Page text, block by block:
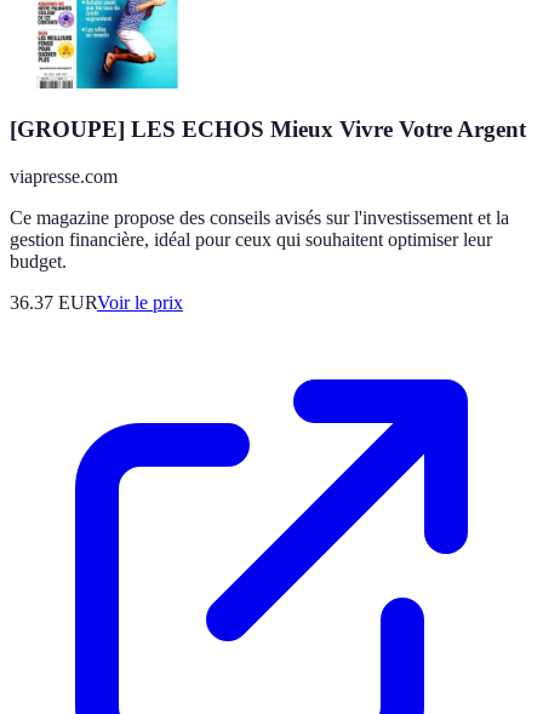
[GROUPE] LES ECHOS Mieux Vivre Votre Argent
viapresse.com
Ce magazine propose des conseils avisés sur l'investissement et la
gestion financière, idéal pour ceux qui souhaitent optimiser leur
budget.
36.37 EURVoir le prix